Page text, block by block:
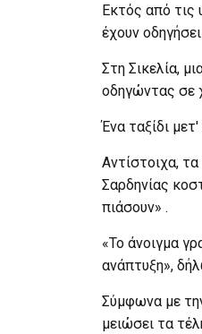
Εκτός από τις
έχουν
Στη Σικελία,
οδηγώντας σε
Ένα ταξίδι
Αντίστοιχα,
Σαρδηνίας
πιάσουν» .
«Το άνοιγμα
ανάπτυξη»,
Σύμφωνα με
μειώσει τα